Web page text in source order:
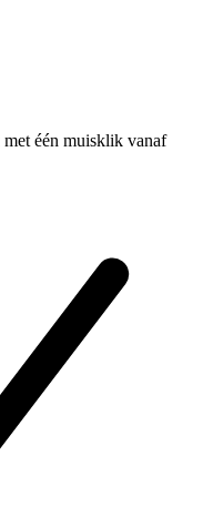
met één muisklik vanaf